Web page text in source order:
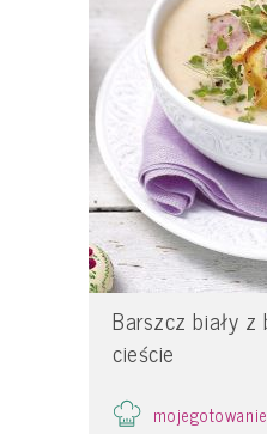
Barszcz biały z
cieście
mojegotowanie